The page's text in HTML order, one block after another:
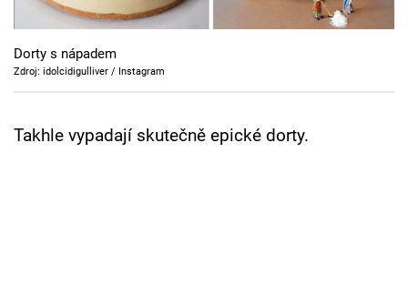
Cool Esport
Pořady
Dorty s nápadem
Zdroj: idolcidigulliver / Instagram
Takhle vypadají skutečně epické dorty.